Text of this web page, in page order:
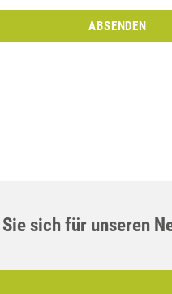
ABSENDEN
sich für unseren